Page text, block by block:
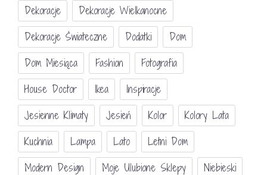
Dekoracje
Dekoracje Wielkanocne
Dekoracje Świateczne
Dodatki
Dom
Dom Miesiąca
Fashion
Fotografia
House Doctor
Ikea
Inspiracje
Jesienne Klimaty
Jesień Kolor
Kolory Lata
Kuchnia
Lampa Lato
Letni Dom
Modern Design
Moje Ulubione Sklepy
Niebieski